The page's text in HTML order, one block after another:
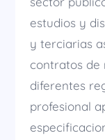
estudios y
y terciarias
contratos de
diferentes
profesional